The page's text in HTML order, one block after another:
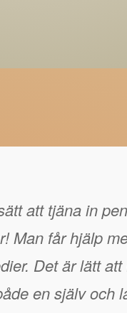
att tjäna in
Man får hjälp
Det är lätt att
en själv och